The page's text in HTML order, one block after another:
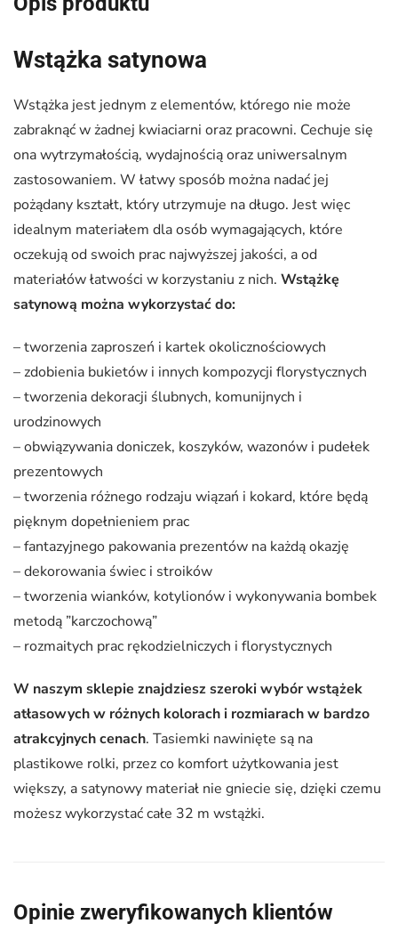
|
Wstążka satynowa
Wstążka jest jednym z elementów, którego nie może
zabraknąć w żadnej kwiaciarni oraz pracowni. Cechuje się
ona wytrzymałością, wydajnością oraz uniwersalnym
zastosowaniem. W łatwy sposób można nadać jej
pożądany kształt, który utrzymuje na długo. Jest więc
idealnym materiałem dla osób wymagających, które
oczekują od swoich prac najwyższej jakości, a od
materiałów łatwości w korzystaniu z nich. Wstążkę
satynową można wykorzystać do:
– tworzenia zaproszeń i kartek okolicznościowych
– zdobienia bukietów i innych kompozycji florystycznych
– tworzenia dekoracji ślubnych, komunijnych i
urodzinowych
– obwiązywania doniczek, koszyków, wazonów i pudełek
prezentowych
– tworzenia różnego rodzaju wiązań i kokard, które będą
pięknym dopełnieniem prac
– fantazyjnego pakowania prezentów na każdą okazję
– dekorowania świec i stroików
– tworzenia wianków, kotylionów i wykonywania bombek
metodą ”karczochową”
– rozmaitych prac rękodzielniczych i florystycznych
W naszym sklepie znajdziesz szeroki wybór wstążek
atłasowych w różnych kolorach i rozmiarach w bardzo
atrakcyjnych cenach. Tasiemki nawinięte są na
plastikowe rolki, przez co komfort użytkowania jest
większy, a satynowy materiał nie gniecie się, dzięki czemu
możesz wykorzystać całe 32 m wstążki.
Opinie zweryfikowanych klientów